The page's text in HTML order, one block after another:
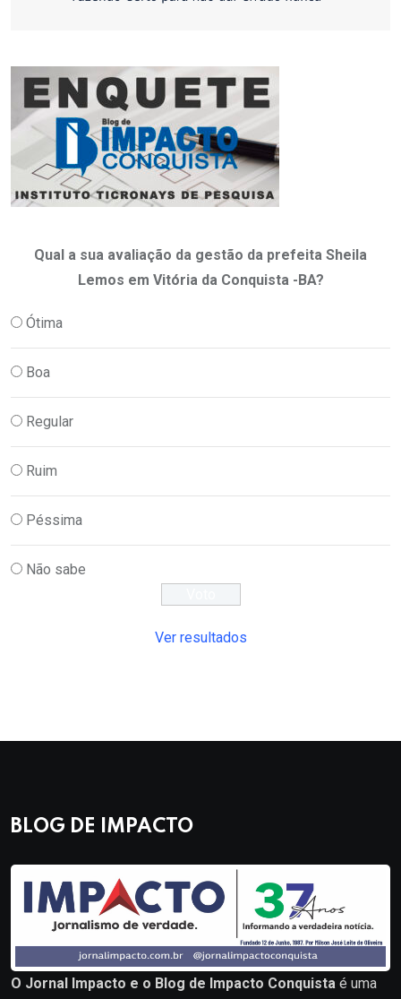
Qual a sua avaliação da gestão da prefeita Sheila
Lemos em Vitória da Conquista -BA?
Ótima
Boa
Regular
Ruim
Péssima
Não sabe
Ver resultados
BLOG DE IMPACTO
O Jornal Impacto e o Blog de Impacto Conquista é uma